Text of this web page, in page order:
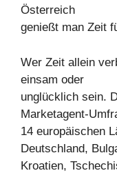
Österreich
genießt man Zeit
Wer Zeit allein
einsam oder
unglücklich sein.
Marketagent-
14 europäischen
Deutschland,
Kroatien,